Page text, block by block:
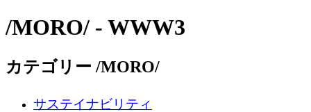
/MORO/ - WWW3
カテゴリー /MORO/
サステイナビリティ